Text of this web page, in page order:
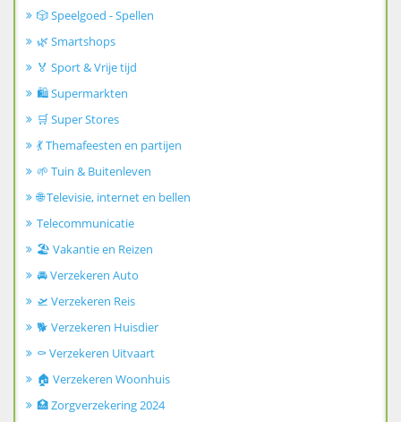
🎲 Speelgoed - Spellen
🌿 Smartshops
🏅 Sport & Vrije tijd
🛍️ Supermarkten
🛒 Super Stores
💃 Themafeesten en partijen
🌱 Tuin & Buitenleven
🌐 Televisie, internet en bellen
Telecommunicatie
🏖️ Vakantie en Reizen
🚘 Verzekeren Auto
🛫 Verzekeren Reis
🐕 Verzekeren Huisdier
⚰️ Verzekeren Uitvaart
🏠 Verzekeren Woonhuis
🏥 Zorgverzekering 2024